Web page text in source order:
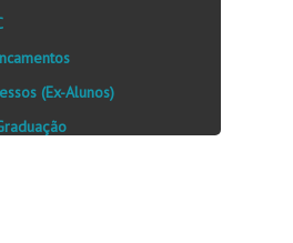
(Ex-Alunos)